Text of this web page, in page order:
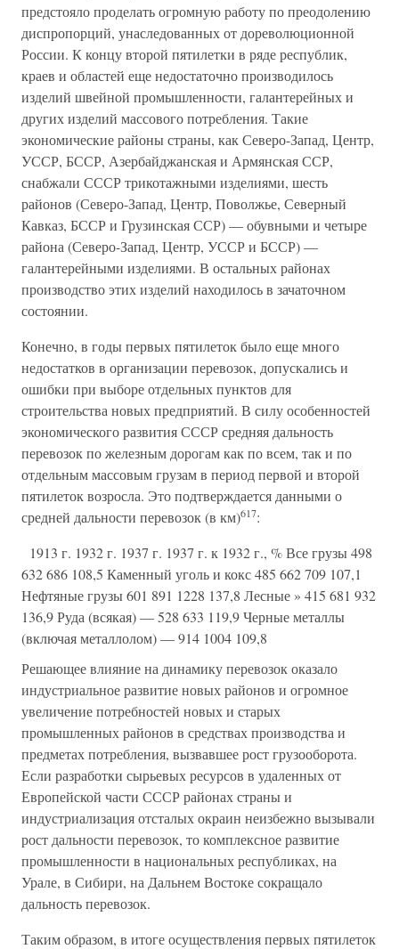
предстояло проделать огромную работу по преодолению
диспропорций, унаследованных от дореволюционной
России. К концу второй пятилетки в ряде республик,
краев и областей еще недостаточно производилось
изделий швейной промышленности, галантерейных и
других изделий массового потребления. Такие
экономические районы страны, как Северо-Запад, Центр,
УССР, БССР, Азербайджанская и Армянская ССР,
снабжали СССР трикотажными изделиями, шесть
районов (Северо-Запад, Центр, Поволжье, Северный
Кавказ, БССР и Грузинская ССР) — обувными и четыре
района (Северо-Запад, Центр, УССР и БССР) —
галантерейными изделиями. В остальных районах
производство этих изделий находилось в зачаточном
состоянии.
Конечно, в годы первых пятилеток было еще много
недостатков в организации перевозок, допускались и
ошибки при выборе отдельных пунктов для
строительства новых предприятий. В силу особенностей
экономического развития СССР средняя дальность
перевозок по железным дорогам как по всем, так и по
отдельным массовым грузам в период первой и второй
пятилеток возросла. Это подтверждается данными о
средней дальности перевозок (в км)617:
1913 г. 1932 г. 1937 г. 1937 г. к 1932 г., % Все грузы 498
632 686 108,5 Каменный уголь и кокс 485 662 709 107,1
Нефтяные грузы 601 891 1228 137,8 Лесные » 415 681 932
136,9 Руда (всякая) — 528 633 119,9 Черные металлы
(включая металлолом) — 914 1004 109,8
Решающее влияние на динамику перевозок оказало
индустриальное развитие новых районов и огромное
увеличение потребностей новых и старых
промышленных районов в средствах производства и
предметах потребления, вызвавшее рост грузооборота.
Если разработки сырьевых ресурсов в удаленных от
Европейской части СССР районах страны и
индустриализация отсталых окраин неизбежно вызывали
рост дальности перевозок, то комплексное развитие
промышленности в национальных республиках, на
Урале, в Сибири, на Дальнем Востоке сокращало
дальность перевозок.
Таким образом, в итоге осуществления первых пятилеток